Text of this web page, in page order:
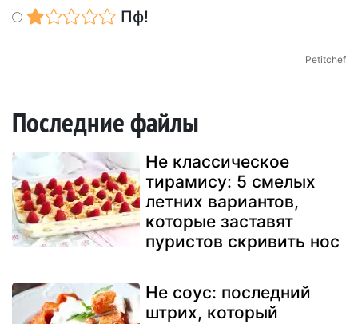
Пф!
Petitchef
Последние файлы
Не классическое
тирамису: 5 смелых
летних вариантов,
которые заставят
пуристов скривить нос
Не соус: последний
штрих, который